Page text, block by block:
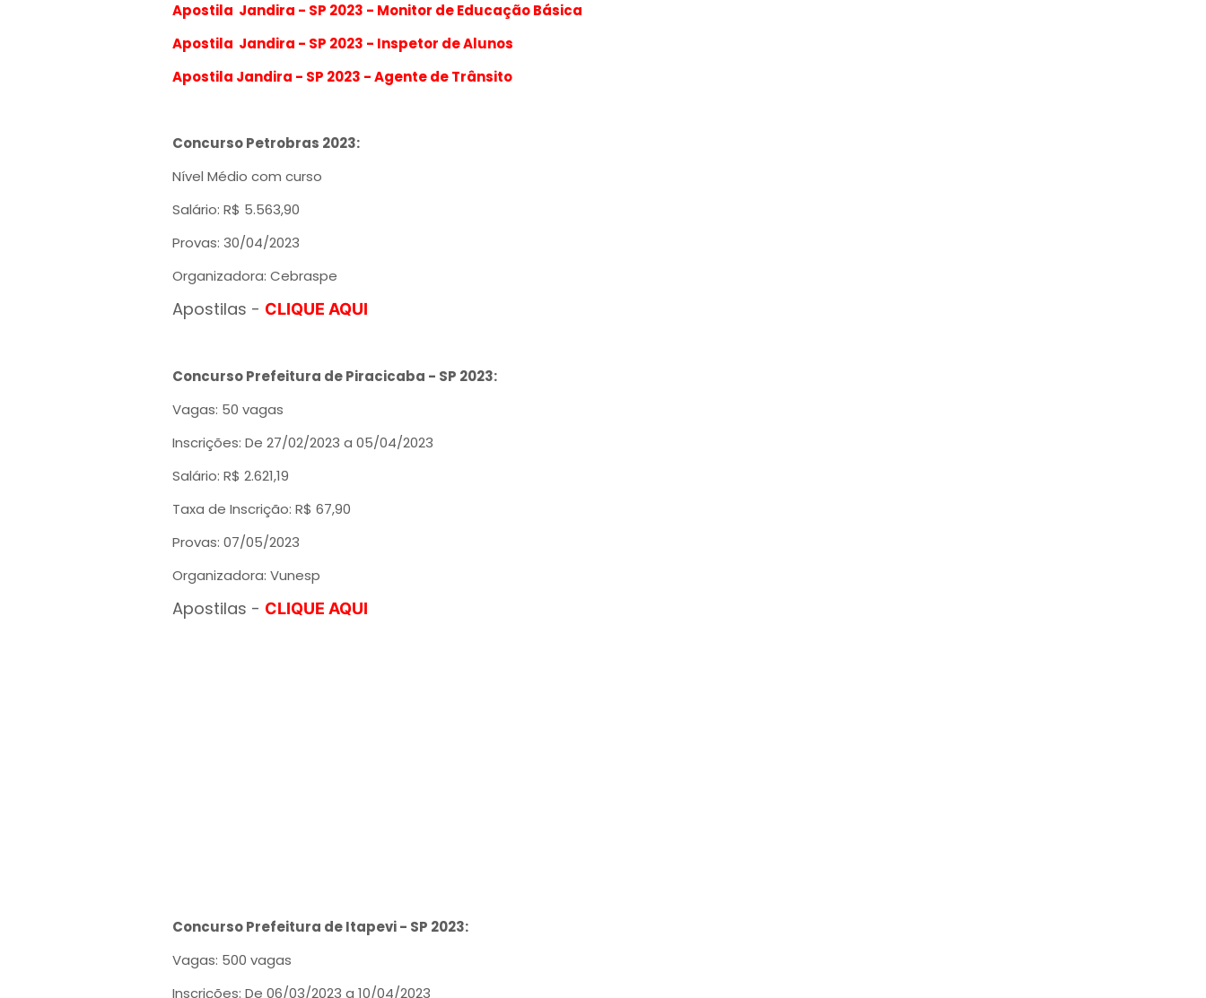
Apostila Jandira - SP 2023 - Monitor de Educação Básica
Apostila Jandira - SP 2023 - Inspetor de Alunos
Apostila Jandira - SP 2023 - Agente de Trânsito
Concurso Petrobras 2023:
Nível Médio com curso
Salário: R$ 5.563,90
Provas: 30/04/2023
Organizadora: Cebraspe
Apostilas - CLIQUE AQUI
Concurso Prefeitura de Piracicaba - SP 2023:
Vagas: 50 vagas
Inscrições: De 27/02/2023 a 05/04/2023
Salário: R$ 2.621,19
Taxa de Inscrição: R$ 67,90
Provas: 07/05/2023
Organizadora: Vunesp
Apostilas - CLIQUE AQUI
Concurso Prefeitura de Itapevi - SP 2023:
Vagas: 500 vagas
Inscrições: De 06/03/2023 a 10/04/2023